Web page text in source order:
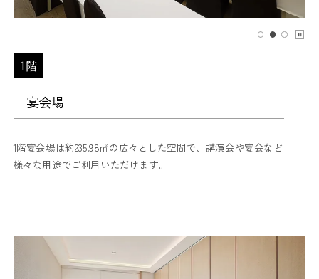
1階
宴会場
1階宴会場は約235.98㎡の広々とした空間で、講演会や宴会など
様々な用途でご利用いただけます。